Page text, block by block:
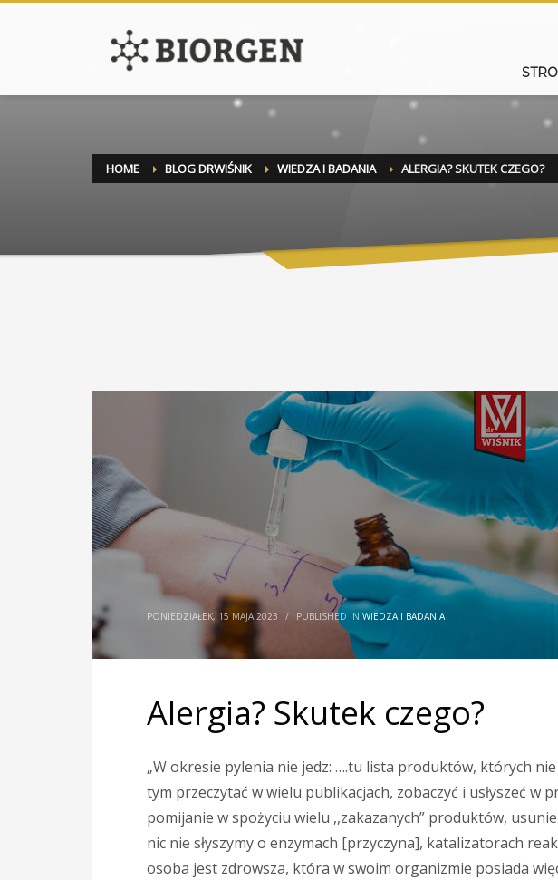
HOME BLOG DRWIŚNIK WIEDZA I BADANIA ALERGIA? SKUTEK CZEGO?
PONIEDZIAŁEK, 15 MAJA 2023 / PUBLISHED IN WIEDZA I BADANIA
Alergia? Skutek czego?
„W okresie pylenia nie jedz: ….tu lista produktów, których
tym przeczytać w wielu publikacjach, zobaczyć i usłyszeć w
pomijanie w spożyciu wielu ,,zakazanych” produktów,
nic nie słyszymy o enzymach [przyczyna], katalizatorach
osoba jest zdrowsza, która w swoim organizmie posiada